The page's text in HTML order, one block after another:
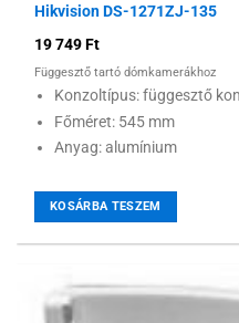
Hikvision DS-1271ZJ-135
19 749Ft
Függesztő tartó dómkamerákhoz
Konzoltípus: függesztő
Főméret: 545 mm
Anyag: alumínium
KOSÁRBA TESZEM